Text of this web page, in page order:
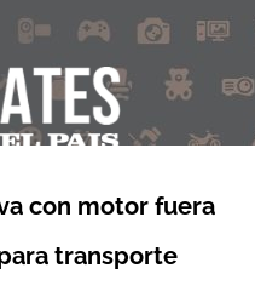
con motor fuera
transporte